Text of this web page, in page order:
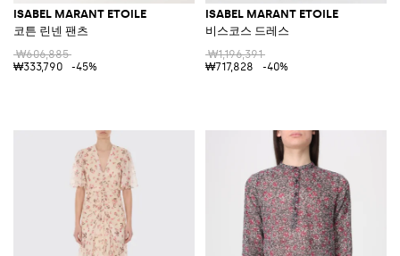
ISABEL MARANT ETOILE
코튼 린넨 팬츠
₩606,885
₩333,790
-45%
ISABEL MARANT ETOILE
비스코스 드레스
₩1,196,391
₩717,828
-40%